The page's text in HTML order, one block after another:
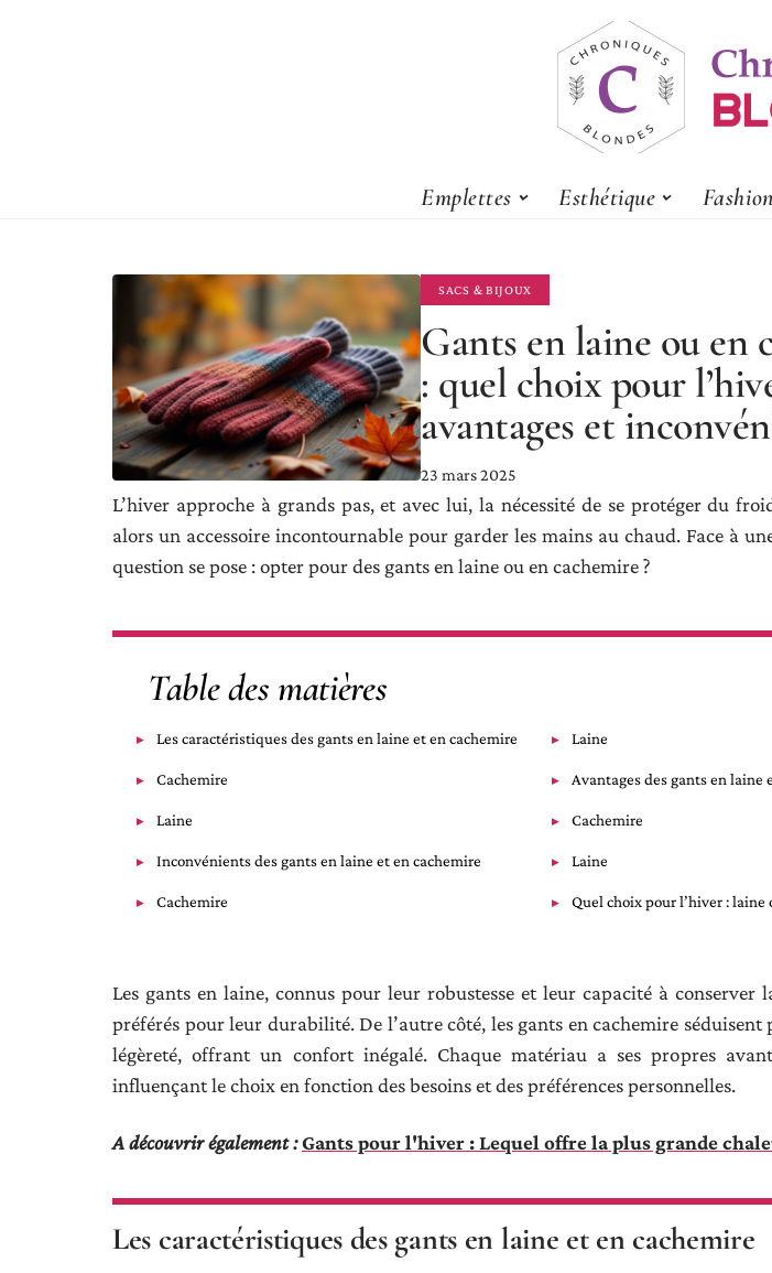
Emplettes Esthétique Fashion
SACS & BIJOUX
Gants en laine ou en
: quel choix pour
avantages et
23 mars 2025
L’hiver approche à grands pas, et avec lui, la nécessité de se protéger du
alors un accessoire incontournable pour garder les mains au chaud. Face à
question se pose : opter pour des gants en laine ou en cachemire ?
Table des matières
Les caractéristiques des gants en laine et en cachemire Laine
Cachemire Avantages des gants en laine
Laine Cachemire
Inconvénients des gants en laine et en cachemire Laine
Cachemire Quel choix pour l’hiver : laine
Les gants en laine, connus pour leur robustesse et leur capacité à conserver
préférés pour leur durabilité. De l’autre côté, les gants en cachemire
légèreté, offrant un confort inégalé. Chaque matériau a ses propres
influençant le choix en fonction des besoins et des préférences personnelles.
A découvrir également :Gants pour l'hiver : Lequel offre la plus grande
Les caractéristiques des gants en laine et en cachemire